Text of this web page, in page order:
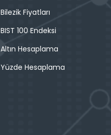
Bilezik Fiyatları
BIST 100 Endeksi
Altın Hesaplama
Yüzde Hesaplama